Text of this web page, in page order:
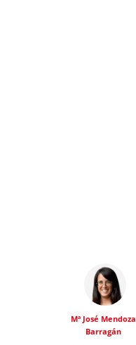
Mª José Mendoza
Barragán